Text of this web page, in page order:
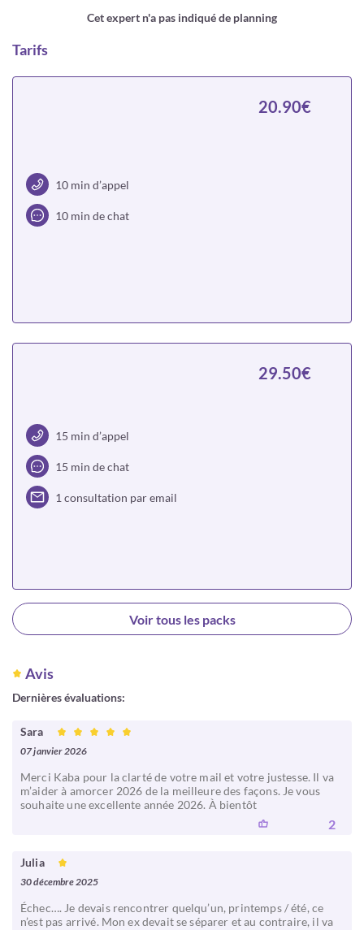
Cet expert n'a pas indiqué de planning
Tarifs
10 min d’appel
10 min de chat
20.90€
15 min d’appel
15 min de chat
1 consultation par email
29.50€
Choisir
Voir tous les packs
Avis
Dernières évaluations:
Sara
07 janvier 2026
Merci Kaba pour la clarté de votre mail et votre justesse. Il va
m’aider à amorcer 2026 de la meilleure des façons. Je vous
souhaite une excellente année 2026. À bientôt
2
Julia
30 décembre 2025
Échec…. Je devais rencontrer quelqu’un, printemps / été, ce
n’est pas arrivé. Mon ex devait se séparer et au contraire, il va